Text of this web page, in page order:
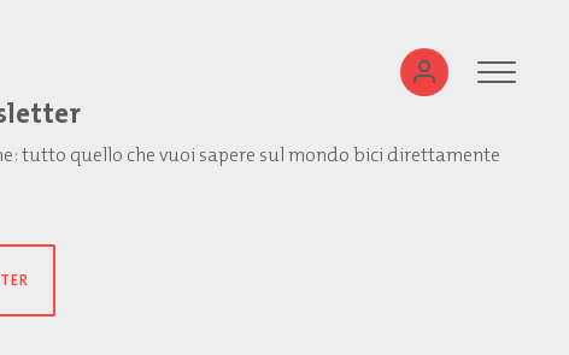
tutto quello che vuoi sapere sul mondo bici direttamente